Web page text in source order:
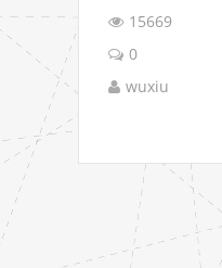
15669
0
wuxiu